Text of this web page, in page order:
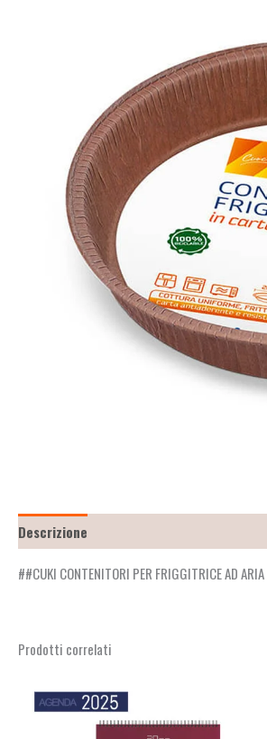
Descrizione
##CUKI CONTENITORI PER FRIGGITRICE AD
Prodotti correlati